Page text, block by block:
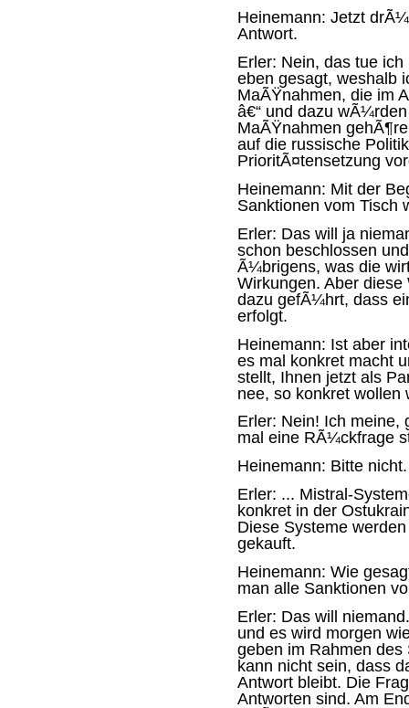
Heinemann: Jetzt
Antwort.
Erler: Nein, das tue
eben gesagt, weshalb
MaÃŸnahmen, die im
â€“ und dazu
MaÃŸnahmen
auf die russische
PrioritÃ¤tensetzung
Heinemann: Mit der
Sanktionen vom Tisch
Erler: Das will ja
schon beschlossen
Ã¼brigens, was die
Wirkungen. Aber
dazu gefÃ¼hrt, dass
erfolgt.
Heinemann: Ist aber
es mal konkret macht
stellt, Ihnen jetzt als
nee, so konkret wollen
Erler: Nein! Ich meine,
mal eine RÃ¼ckfrage
Heinemann: Bitte nicht.
Erler: ... Mistral-
konkret in der
Diese Systeme
gekauft.
Heinemann: Wie
man alle Sanktionen
Erler: Das will
und es wird morgen
geben im Rahmen
kann nicht sein, dass
Antwort bleibt. Die
Antworten sind. Am